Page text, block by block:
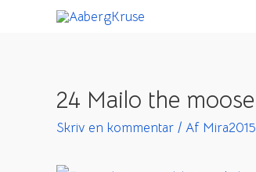
24 Mailo the moose
Skriv en kommentar / Af Mira2015